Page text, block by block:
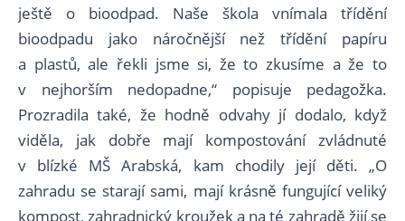
ještě o bioodpad. Naše škola vnímala třídění
bioodpadu jako náročnější než třídění papíru
a plastů, ale řekli jsme si, že to zkusíme a že to
v nejhorším nedopadne,“ popisuje pedagožka.
Prozradila také, že hodně odvahy jí dodalo, když
viděla, jak dobře mají kompostování zvládnuté
v blízké MŠ Arabská, kam chodily její děti. „O
zahradu se starají sami, mají krásně fungující veliký
kompost, zahradnický kroužek a na té zahradě žijí se